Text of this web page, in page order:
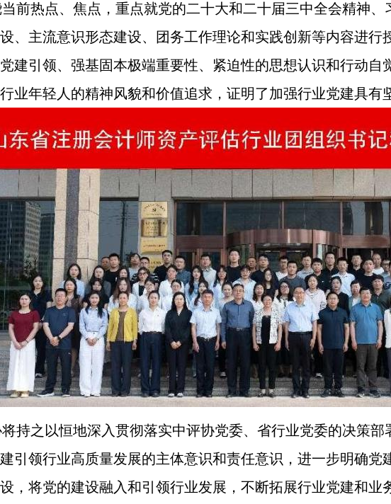
前热点、焦点，重点就党的二十大和二十届三中全会精神
、主流意识形态建设、团务工作理论和实践创新等内容进
建引领、强基固本极端重要性、紧迫性的思想认识和行动自
业年轻人的精神风貌和价值追求，证明了加强行业党建具有
持之以恒地深入贯彻落实中评协党委、省行业党委的决策
引领行业高质量发展的主体意识和责任意识，进一步明确
，将党的建设融入和引领行业发展，不断拓展行业党建和